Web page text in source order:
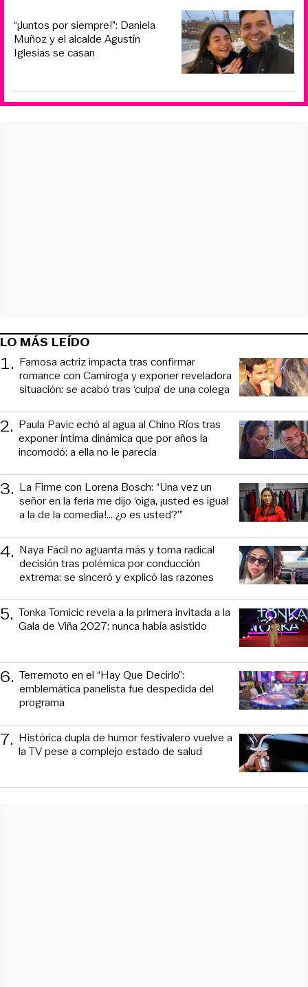
“¡Juntos por siempre!”: Daniela
Muñoz y el alcalde Agustín
Iglesias se casan
LO MÁS LEÍDO
1. Famosa actriz impacta tras confirmar
romance con Camiroga y exponer reveladora
situación: se acabó tras ‘culpa’ de una colega
2. Paula Pavic echó al agua al Chino Ríos tras
exponer íntima dinámica que por años la
incomodó: a ella no le parecía
3. La Firme con Lorena Bosch: “Una vez un
señor en la feria me dijo ‘oiga, ¡usted es igual
a la de la comedia!... ¿o es usted?’”
4. Naya Fácil no aguanta más y toma radical
decisión tras polémica por conducción
extrema: se sinceró y explicó las razones
5. Tonka Tomicic revela a la primera invitada a la
Gala de Viña 2027: nunca había asistido
6. Terremoto en el “Hay Que Decirlo”:
emblemática panelista fue despedida del
programa
7. Histórica dupla de humor festivalero vuelve a
la TV pese a complejo estado de salud